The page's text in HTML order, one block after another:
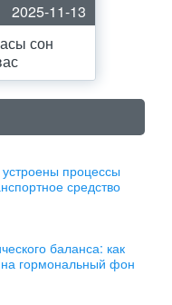
2025-11-13
сон
процессы
средство
баланса: как
гормональный фон